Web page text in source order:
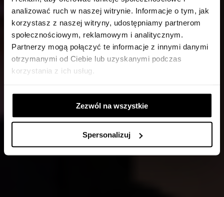
analizować ruch w naszej witrynie. Informacje o tym, jak
korzystasz z naszej witryny, udostępniamy partnerom
społecznościowym, reklamowym i analitycznym.
Partnerzy mogą połączyć te informacje z innymi danymi
otrzymanymi od Ciebie lub uzyskanymi podczas
korzystania z ich usług.
Zezwól na wszystkie
Spersonalizuj